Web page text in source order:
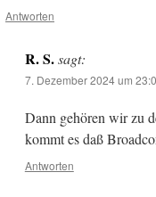
Antworten
R. S. sagt:
7. Dezember 2024 um
Dann gehören wir zu
kommt es daß
Antworten